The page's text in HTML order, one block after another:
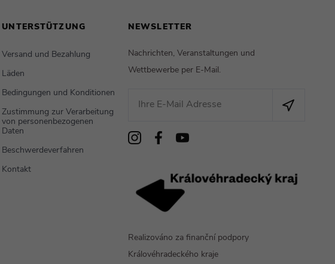
UNTERSTÜTZUNG
Versand und Bezahlung
Läden
Bedingungen und Konditionen
Zustimmung zur Verarbeitung
von personenbezogenen
Daten
Beschwerdeverfahren
Kontakt
NEWSLETTER
Nachrichten, Veranstaltungen und
Wettbewerbe per E-Mail.
Realizováno za finanční podpory
Královéhradeckého kraje